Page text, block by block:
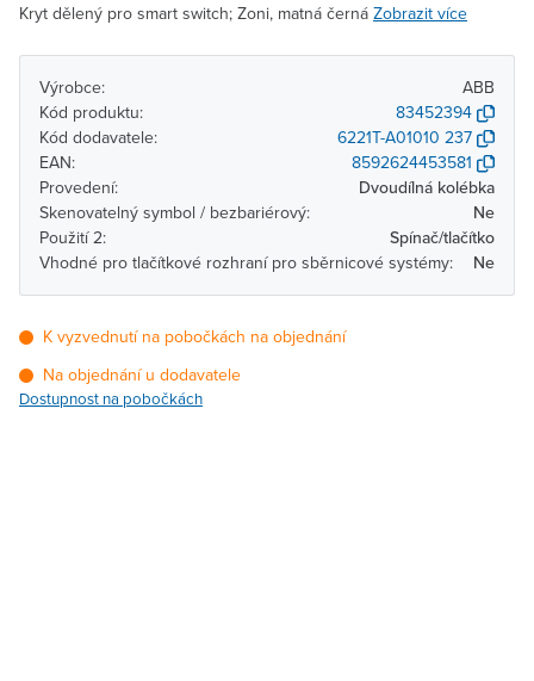
Kryt dělený pro smart switch; Zoni, matná černá Zobrazit více
Výrobce:
ABB
Kód produktu:
83452394
Kód dodavatele:
6221T-A01010 237
EAN:
8592624453581
Provedení:
Dvoudílná kolébka
Skenovatelný symbol / bezbariérový:
Ne
Použití 2:
Spínač/tlačítko
Vhodné pro tlačítkové rozhraní pro sběrnicové systémy:
Ne
K vyzvednutí na pobočkách na objednání
Na objednání u dodavatele
Dostupnost na pobočkách